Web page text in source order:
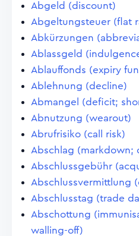
Abgeld (discount)
Abgeltungsteuer (flat
Abkürzungen
Ablassgeld
Ablauffonds (expiry
Ablehnung (decline)
Abmangel (deficit;
Abnutzung (wearout)
Abrufrisiko (call risk)
Abschlag (markdown;
Abschlussgebühr
Abschlussvermittlung
Abschlusstag (trade
Abschottung
walling-off)